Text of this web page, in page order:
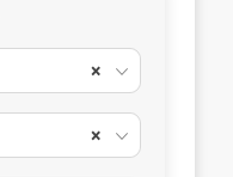
×
×